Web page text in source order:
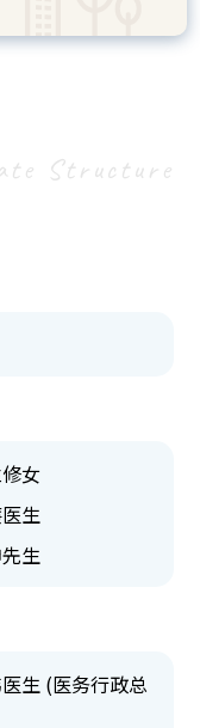
Structure
女
生
生
生 (医务行政总